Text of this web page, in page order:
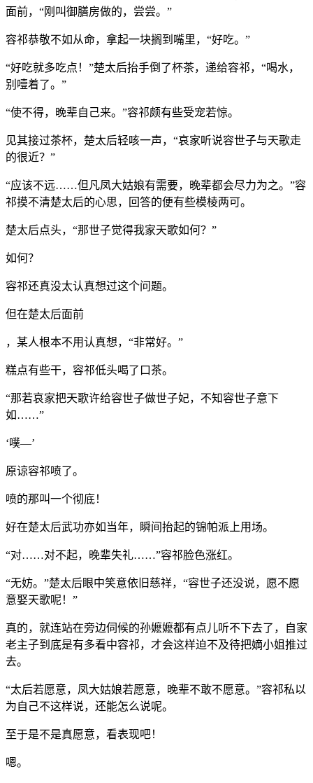
面前，“刚叫御膳房做的，尝尝。”
容祁恭敬不如从命，拿起一块搁到嘴里，“好吃。”
“好吃就多吃点！”楚太后抬手倒了杯茶，递给容祁，“喝水，
别噎着了。”
“使不得，晚辈自己来。”容祁颇有些受宠若惊。
见其接过茶杯，楚太后轻咳一声，“哀家听说容世子与天歌走
的很近？”
“应该不远……但凡凤大姑娘有需要，晚辈都会尽力为之。”容
祁摸不清楚太后的心思，回答的便有些模棱两可。
楚太后点头，“那世子觉得我家天歌如何？”
如何？
容祁还真没太认真想过这个问题。
但在楚太后面前
，某人根本不用认真想，“非常好。”
糕点有些干，容祁低头喝了口茶。
“那若哀家把天歌许给容世子做世子妃，不知容世子意下
如……”
‘噗—’
原谅容祁喷了。
喷的那叫一个彻底！
好在楚太后武功亦如当年，瞬间抬起的锦帕派上用场。
“对……对不起，晚辈失礼……”容祁脸色涨红。
“无妨。”楚太后眼中笑意依旧慈祥，“容世子还没说，愿不愿
意娶天歌呢！”
真的，就连站在旁边伺候的孙嬷嬷都有点儿听不下去了，自家
老主子到底是有多看中容祁，才会这样迫不及待把嫡小姐推过
去。
“太后若愿意，凤大姑娘若愿意，晚辈不敢不愿意。”容祁私以
为自己不这样说，还能怎么说呢。
至于是不是真愿意，看表现吧！
嗯。